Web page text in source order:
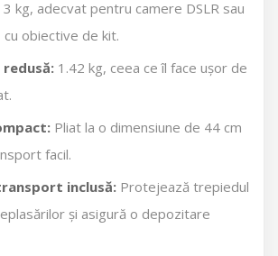
3 kg, adecvat pentru camere DSLR sau
obiective de kit.
1.42 kg, ceea ce îl face ușor de
Pliat la o dimensiune de 44 cm
facil.
inclusă: Protejează trepiedul
și asigură o depozitare